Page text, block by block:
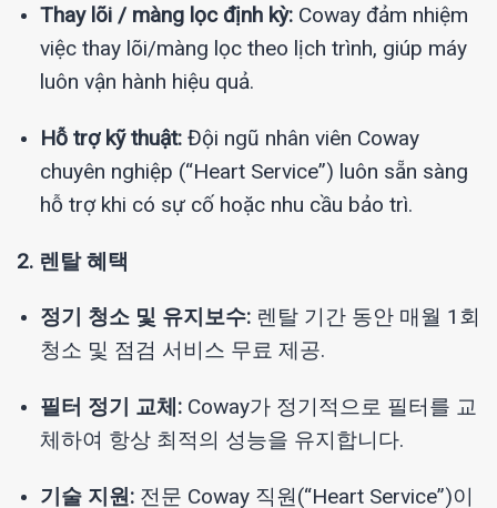
Thay lõi / màng lọc định kỳ:Coway đảm nhiệm
việc thay lõi/màng lọc theo lịch trình, giúp máy
luôn vận hành hiệu quả.
Hỗ trợ kỹ thuật:Đội ngũ nhân viên Coway
chuyên nghiệp (“Heart Service”) luôn sẵn sàng
hỗ trợ khi có sự cố hoặc nhu cầu bảo trì.
2. 렌탈 혜택
정기 청소 및 유지보수:렌탈 기간 동안 매월 1회
청소 및 점검 서비스 무료 제공.
필터 정기 교체:Coway가 정기적으로 필터를 교
체하여 항상 최적의 성능을 유지합니다.
기술 지원:전문 Coway 직원(“Heart Service”)이